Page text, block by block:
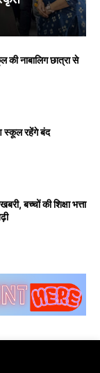
नाबालिग छात्रा से
स्कूल रहेंगे बंद
बच्चों की शिक्षा भत्ता